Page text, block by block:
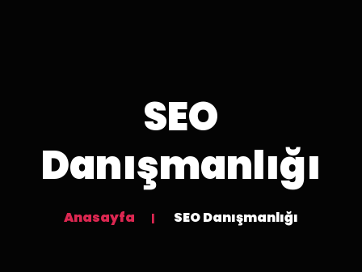
SEO
Danışmanlığı
Anasayfa SEO Danışmanlığı